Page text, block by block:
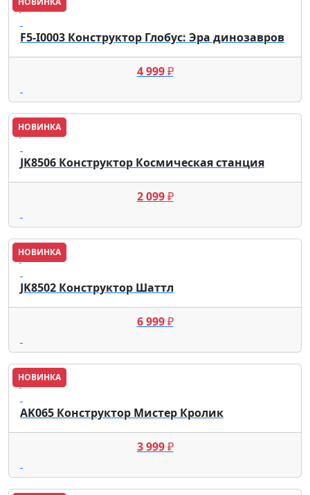
JAKI
F5-I0003 Конструктор Глобус: Эра динозавров
4 999₽
НОВИНКА
JAKI
JK8506 Конструктор Космическая станция
2 099₽
НОВИНКА
JAKI
JK8502 Конструктор Шаттл
6 999₽
НОВИНКА
JAKI
AK065 Конструктор Мистер Кролик
3 999₽